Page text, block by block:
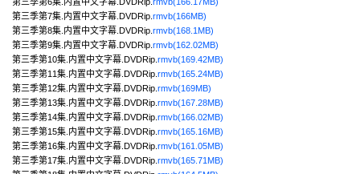
第三季第6集.内置中文字幕.DVDRip.rmvb(166.17MB)
第三季第7集.内置中文字幕.DVDRip.rmvb(166MB)
第三季第8集.内置中文字幕.DVDRip.rmvb(168.1MB)
第三季第9集.内置中文字幕.DVDRip.rmvb(162.02MB)
第三季第10集.内置中文字幕.DVDRip.rmvb(169.42MB)
第三季第11集.内置中文字幕.DVDRip.rmvb(165.24MB)
第三季第12集.内置中文字幕.DVDRip.rmvb(169MB)
第三季第13集.内置中文字幕.DVDRip.rmvb(167.28MB)
第三季第14集.内置中文字幕.DVDRip.rmvb(166.02MB)
第三季第15集.内置中文字幕.DVDRip.rmvb(165.16MB)
第三季第16集.内置中文字幕.DVDRip.rmvb(161.05MB)
第三季第17集.内置中文字幕.DVDRip.rmvb(165.71MB)